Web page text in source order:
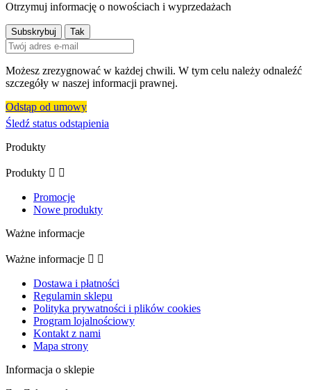
Otrzymuj informację o nowościach i wyprzedażach
Możesz zrezygnować w każdej chwili. W tym celu należy odnaleźć
szczegóły w naszej informacji prawnej.
Odstąp od umowy
Śledź status odstąpienia
Produkty
Produkty  
Promocje
Nowe produkty
Ważne informacje
Ważne informacje  
Dostawa i płatności
Regulamin sklepu
Polityka prywatności i plików cookies
Program lojalnościowy
Kontakt z nami
Mapa strony
Informacja o sklepie